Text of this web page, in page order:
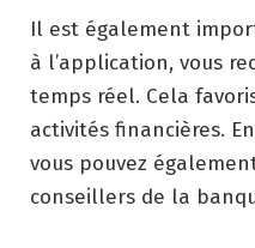
Il est également
à l’application, vous
temps réel. Cela
activités financières.
vous pouvez
conseillers de la